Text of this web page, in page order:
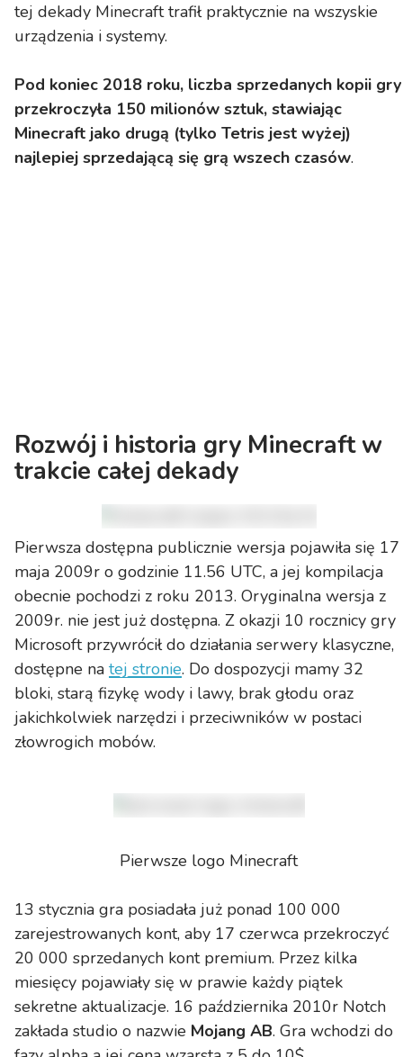
tej dekady Minecraft trafił praktycznie na wszyskie
urządzenia i systemy.
Pod koniec 2018 roku, liczba sprzedanych kopii gry
przekroczyła 150 milionów sztuk, stawiając
Minecraft jako drugą (tylko Tetris jest wyżej)
najlepiej sprzedającą się grą wszech czasów.
Rozwój i historia gry Minecraft w
trakcie całej dekady
Pierwsza dostępna publicznie wersja pojawiła się 17
maja 2009r o godzinie 11.56 UTC, a jej kompilacja
obecnie pochodzi z roku 2013. Oryginalna wersja z
2009r. nie jest już dostępna. Z okazji 10 rocznicy gry
Microsoft przywrócił do działania serwery klasyczne,
dostępne na tej stronie. Do dospozycji mamy 32
bloki, starą fizykę wody i lawy, brak głodu oraz
jakichkolwiek narzędzi i przeciwników w postaci
złowrogich mobów.
Pierwsze logo Minecraft
13 stycznia gra posiadała już ponad 100 000
zarejestrowanych kont, aby 17 czerwca przekroczyć
20 000 sprzedanych kont premium. Przez kilka
miesięcy pojawiały się w prawie każdy piątek
sekretne aktualizacje. 16 października 2010r Notch
zakłada studio o nazwie Mojang AB. Gra wchodzi do